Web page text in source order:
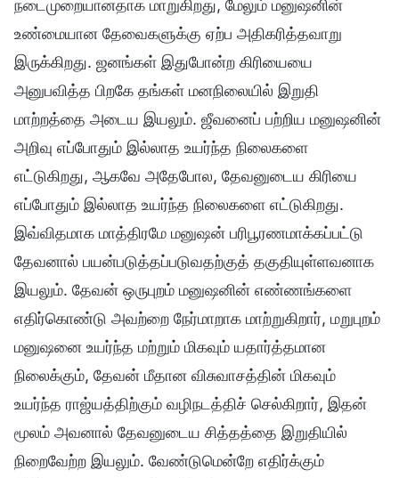
நடைமுறையானதாக மாறுகிறது, மேலும் மனுஷனின்
உண்மையான தேவைகளுக்கு ஏற்ப அதிகரித்தவாறு
இருக்கிறது. ஜனங்கள் இதுபோன்ற கிரியையை
அனுபவித்த பிறகே தங்கள் மனநிலையில் இறுதி
மாற்றத்தை அடைய இயலும். ஜீவனைப் பற்றிய மனுஷனின்
அறிவு எப்போதும் இல்லாத உயர்ந்த நிலைகளை
எட்டுகிறது, ஆகவே அதேபோல, தேவனுடைய கிரியை
எப்போதும் இல்லாத உயர்ந்த நிலைகளை எட்டுகிறது.
இவ்விதமாக மாத்திரமே மனுஷன் பரிபூரணமாக்கப்பட்டு
தேவனால் பயன்படுத்தப்படுவதற்குத் தகுதியுள்ளவனாக
இயலும். தேவன் ஒருபுறம் மனுஷனின் எண்ணங்களை
எதிர்கொண்டு அவற்றை நேர்மாறாக மாற்றுகிறார், மறுபுறம்
மனுஷனை உயர்ந்த மற்றும் மிகவும் யதார்த்தமான
நிலைக்கும், தேவன் மீதான விசுவாசத்தின் மிகவும்
உயர்ந்த ராஜ்யத்திற்கும் வழிநடத்திச் செல்கிறார், இதன்
மூலம் அவனால் தேவனுடைய சித்தத்தை இறுதியில்
நிறைவேற்ற இயலும். வேண்டுமென்றே எதிர்க்கும்